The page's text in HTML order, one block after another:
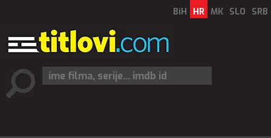
BiH HR MK SLO SRB